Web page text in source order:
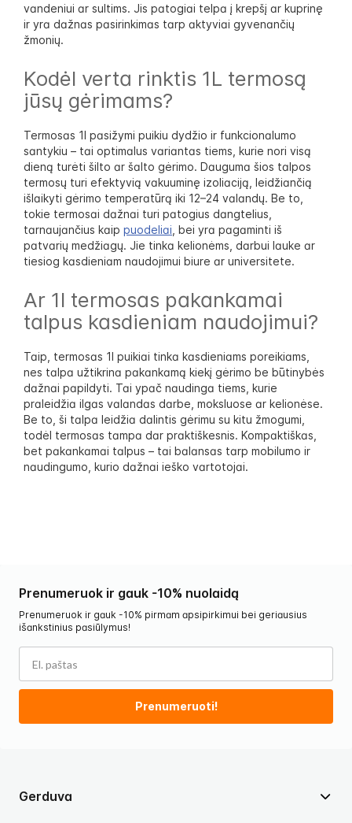
vandeniui ar sultims. Jis patogiai telpa į krepšį ar kuprinę
ir yra dažnas pasirinkimas tarp aktyviai gyvenančių
žmonių.
Kodėl verta rinktis 1L termosą
jūsų gėrimams?
Termosas 1l pasižymi puikiu dydžio ir funkcionalumo
santykiu – tai optimalus variantas tiems, kurie nori visą
dieną turėti šilto ar šalto gėrimo. Dauguma šios talpos
termosų turi efektyvią vakuuminę izoliaciją, leidžiančią
išlaikyti gėrimo temperatūrą iki 12–24 valandų. Be to,
tokie termosai dažnai turi patogius dangtelius,
tarnaujančius kaip puodeliai , bei yra pagaminti iš
patvarių medžiagų. Jie tinka kelionėms, darbui lauke ar
tiesiog kasdieniam naudojimui biure ar universitete.
Ar 1l termosas pakankamai
talpus kasdieniam naudojimui?
Taip, termosas 1l puikiai tinka kasdieniams poreikiams,
nes talpa užtikrina pakankamą kiekį gėrimo be būtinybės
dažnai papildyti. Tai ypač naudinga tiems, kurie
praleidžia ilgas valandas darbe, moksluose ar kelionėse.
Be to, ši talpa leidžia dalintis gėrimu su kitu žmogumi,
todėl termosas tampa dar praktiškesnis. Kompaktiškas,
bet pakankamai talpus – tai balansas tarp mobilumo ir
naudingumo, kurio dažnai ieško vartotojai.
Gerduva
Prenumeruok ir gauk -10% nuolaidą
Prenumeruok ir gauk -10% pirmam apsipirkimui bei geriausius
išankstinius pasiūlymus!
Prenumeruoti!